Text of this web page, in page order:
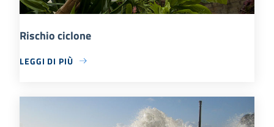
Rischio ciclone
LEGGI DI PIÙ